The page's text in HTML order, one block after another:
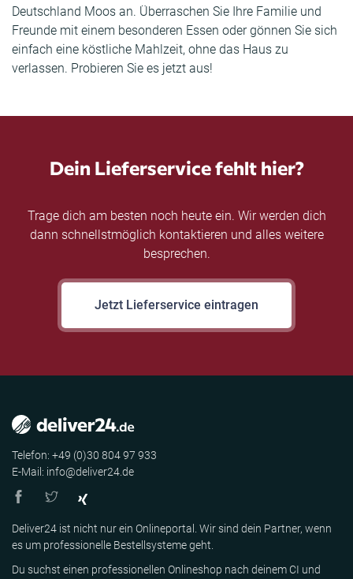
Deutschland Moos an. Überraschen Sie Ihre Familie und
Freunde mit einem besonderen Essen oder gönnen Sie sich
einfach eine köstliche Mahlzeit, ohne das Haus zu
verlassen. Probieren Sie es jetzt aus!
Dein Lieferservice fehlt hier?
Trage dich am besten noch heute ein. Wir werden dich
dann schnellstmöglich kontaktieren und alles weitere
besprechen.
Jetzt Lieferservice eintragen
Telefon: +49 (0)30 804 97 933
E-Mail: info@deliver24.de
Deliver24 ist nicht nur ein Onlineportal. Wir sind dein Partner, wenn
es um professionelle Bestellsysteme geht.
Du suchst einen professionellen Onlineshop nach deinem CI und